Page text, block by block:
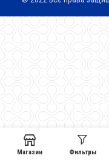
Магазин Фильтры